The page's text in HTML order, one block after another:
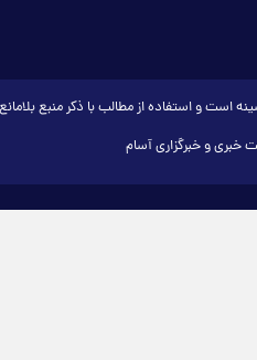
است و استفاده از مطالب با ذکر منبع
خبری و خبرگزاری آسام